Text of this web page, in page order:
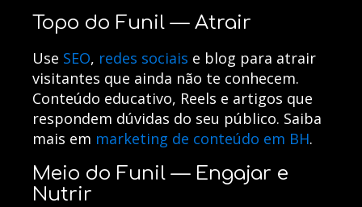
Topo do Funil — Atrair
Use SEO, redes sociais e blog para atrair
visitantes que ainda não te conhecem.
Conteúdo educativo, Reels e artigos que
respondem dúvidas do seu público. Saiba
mais em marketing de conteúdo em BH.
Meio do Funil — Engajar e
Nutrir